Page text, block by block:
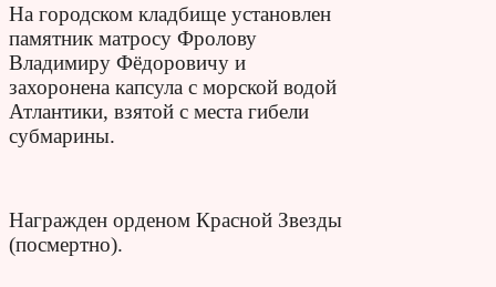
На городском кладбище установлен
памятник матросу Фролову
Владимиру Фёдоровичу и
захоронена капсула с морской водой
Атлантики, взятой с места гибели
субмарины.
Награжден орденом Красной Звезды
(посмертно).